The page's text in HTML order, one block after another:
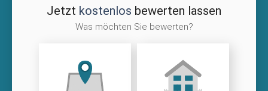
Jetzt kostenlos bewerten lassen
Was möchten Sie bewerten?